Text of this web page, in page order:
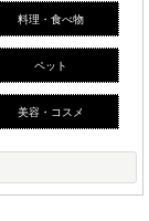
料理・食べ物
ペット
美容・コスメ